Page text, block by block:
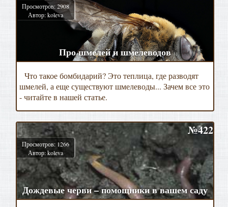
Просмотров: 2908
Автор: koleva
Про шмелей и шмелеводов
Что такое бомбидарий? Это теплица, где разводят
шмелей, а еще существуют шмелеводы... Зачем все это
- читайте в нашей статье.
№422
Просмотров: 1266
Автор: koleva
Дождевые черви – помощники в вашем саду